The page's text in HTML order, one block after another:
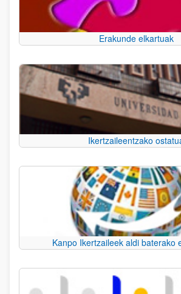
Erakunde elkartuak
Ikertzaileentzako
Kanpo Ikertzaileek aldi baterako